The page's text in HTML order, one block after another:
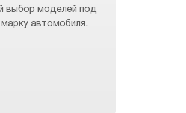
выбор моделей под
автомобиля.